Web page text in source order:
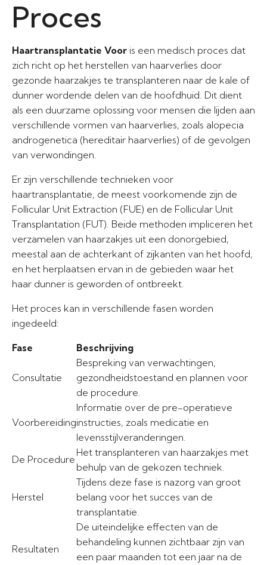
Proces
Haartransplantatie Voor is een medisch proces dat
zich richt op het herstellen van haarverlies door
gezonde haarzakjes te transplanteren naar de kale of
dunner wordende delen van de hoofdhuid. Dit dient
als een duurzame oplossing voor mensen die lijden aan
verschillende vormen van haarverlies, zoals alopecia
androgenetica (hereditair haarverlies) of de gevolgen
van verwondingen.
Er zijn verschillende technieken voor
haartransplantatie, de meest voorkomende zijn de
Follicular Unit Extraction (FUE) en de Follicular Unit
Transplantation (FUT). Beide methoden impliceren het
verzamelen van haarzakjes uit een donorgebied,
meestal aan de achterkant of zijkanten van het hoofd,
en het herplaatsen ervan in de gebieden waar het
haar dunner is geworden of ontbreekt.
Het proces kan in verschillende fasen worden
ingedeeld:
Fase Beschrijving
Consultatie
Bespreking van verwachtingen,
gezondheidstoestand en plannen voor
de procedure.
Voorbereiding
Informatie over de pre-operatieve
instructies, zoals medicatie en
levensstijlveranderingen.
De Procedure
Het transplanteren van haarzakjes met
behulp van de gekozen techniek.
Herstel
Tijdens deze fase is nazorg van groot
belang voor het succes van de
transplantatie.
Resultaten
De uiteindelijke effecten van de
behandeling kunnen zichtbaar zijn van
een paar maanden tot een jaar na de